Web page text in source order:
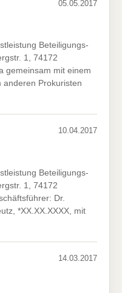
05.05.2017
Beteiligungs-
1, 74172
gemeinsam mit einem
Prokuristen
10.04.2017
Beteiligungs-
1, 74172
Dr.
*XX.XX.XXXX, mit
14.03.2017